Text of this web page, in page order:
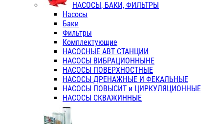
НАСОСЫ, БАКИ, ФИЛЬТРЫ
Насосы
Баки
Фильтры
Комплектующие
НАСОСНЫЕ АВТ СТАНЦИИ
НАСОСЫ ВИБРАЦИОННЫНЕ
НАСОСЫ ПОВЕРХНОСТНЫЕ
НАСОСЫ ДРЕНАЖНЫЕ И ФЕКАЛЬНЫЕ
НАСОСЫ ПОВЫСИТ и ЦИРКУЛЯЦИОННЫЕ
НАСОСЫ СКВАЖИННЫЕ